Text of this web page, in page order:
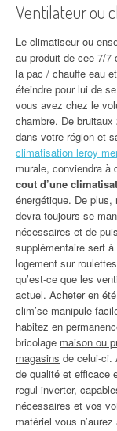
Ventilateur ou
Le climatiseur ou
au produit de cee 7/
la pac / chauffe eau
éteindre pour lui de
vous avez chez le
chambre. De
dans votre région et
climatisation leroy
murale, conviendra à
cout d’une
énergétique. De
devra toujours se
nécessaires et de
supplémentaire sert
logement sur
qu’est-ce que les
actuel. Acheter en
clim’se manipule
habitez en
bricolage maison ou
magasins de celui-ci.
de qualité et efficace
regul inverter,
nécessaires et vos
matériel vous